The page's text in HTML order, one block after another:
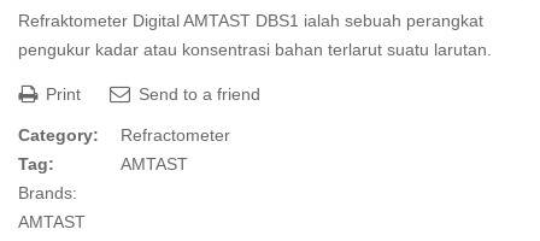
Refraktometer Digital AMTAST DBS1 ialah sebuah perangkat
pengukur kadar atau konsentrasi bahan terlarut suatu larutan.
Print Send to a friend
Category:
Refractometer
Tag:
AMTAST
Brands:
AMTAST